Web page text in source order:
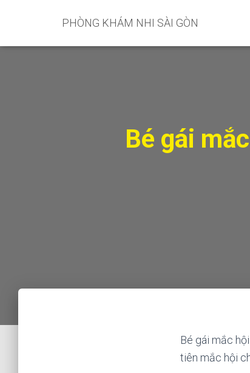
PHÒNG KHÁM NHI SÀI GÒN
Bé gái
Bé gái mắc
tiên mắc hội